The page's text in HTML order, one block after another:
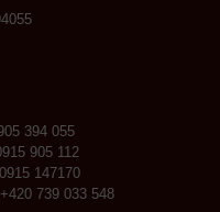
394 055
112
548